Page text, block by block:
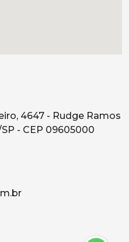
4647 - Rudge Ramos
- CEP 09605000